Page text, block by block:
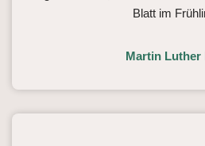
Blatt im
Martin Luther